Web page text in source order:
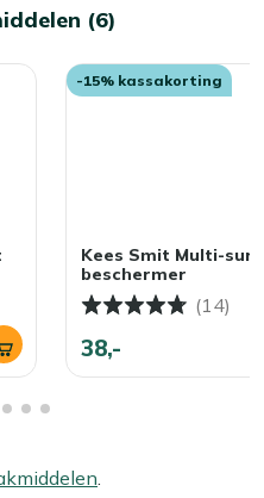
(6)
-15% kassakorting
Kees Smit Multi-
beschermer
(14)
38,-
.